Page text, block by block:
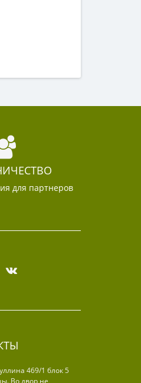
для партнеров
469/1 блок 5
Во двор не